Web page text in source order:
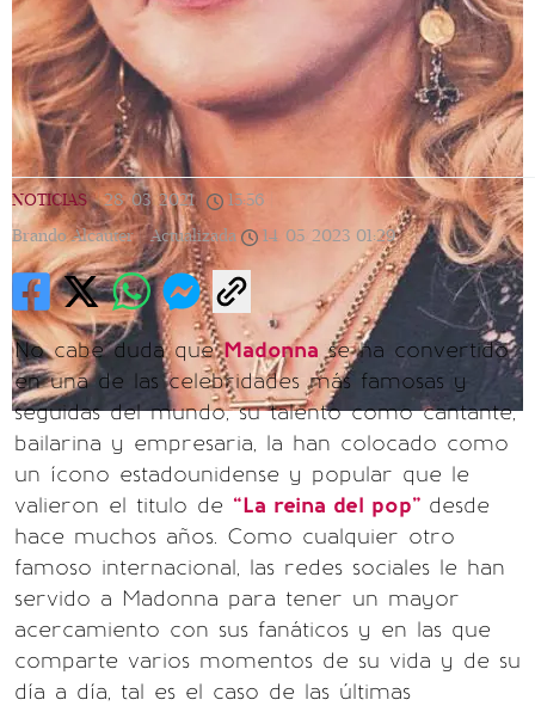
NOTICIAS | 28/03/2021 15:56
Brando Alcauter | Actualizada 14/05/2023 01:29
No cabe duda queMadonna se ha convertido
en una de las celebridades más famosas y
seguidas del mundo, su talento como cantante,
bailarina y empresaria, la han colocado como
un ícono estadounidense y popular que le
valieron el titulo de “La reina del pop” desde
hace muchos años. Como cualquier otro
famoso internacional, las redes sociales le han
servido a Madonna para tener un mayor
acercamiento con sus fanáticos y en las que
comparte varios momentos de su vida y de su
día a día, tal es el caso de las últimas